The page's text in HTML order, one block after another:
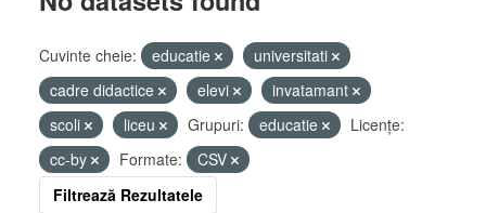
Cuvinte cheie: educatie
universitati
cadre didactice
elevi
invatamant
scoli
liceu Grupuri: educatie
Licenţe:
cc-by
Formate:
CSV
Filtrează Rezultatele